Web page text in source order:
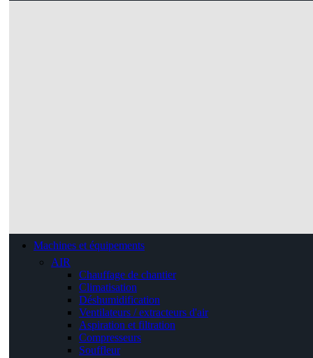
Machines et équipements
AIR
Chauffage de chantier
Climatisation
Déshumidification
Ventilateurs / extracteurs d'air
Aspiration et filtration
Compresseurs
Souffleur